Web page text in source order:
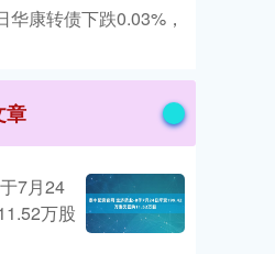
康转债下跌0.03%，
章
7月24
万股